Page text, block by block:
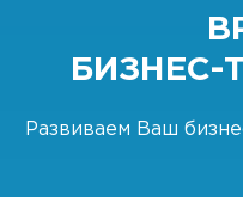
БИЗНЕС-
Развиваем Ваш